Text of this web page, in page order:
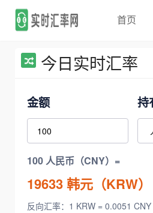
首页
今日实时汇率
金额 持
100 人民币（CNY）=
19633韩元（KRW）
反向汇率：1 KRW = 0.0051 CNY